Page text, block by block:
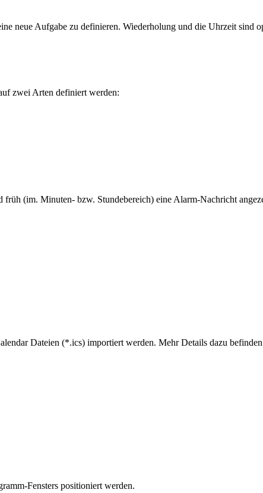
neue Aufgabe zu definieren. Wiederholung und die Uhrzeit sind
zwei Arten definiert werden:
(im. Minuten- bzw. Stundebereich) eine Alarm-Nachricht
Dateien (*.ics) importiert werden. Mehr Details dazu
Fensters positioniert werden.